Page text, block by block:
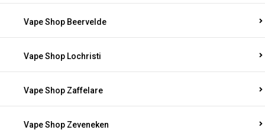
Vape Shop Beervelde
Vape Shop Lochristi
Vape Shop Zaffelare
Vape Shop Zeveneken